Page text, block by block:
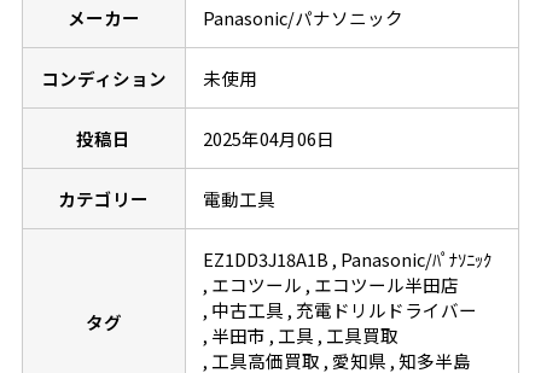
メーカー Panasonic/パナソニック
コンディション 未使用
投稿日 2025年04月06日
カテゴリー 電動工具
タグ
EZ1DD3J18A1B Panasonic/ﾊﾟﾅｿﾆｯｸ
エコツール エコツール半田店
中古工具 充電ドリルドライバー
半田市 工具 工具買取
工具高価買取 愛知県 知多半島